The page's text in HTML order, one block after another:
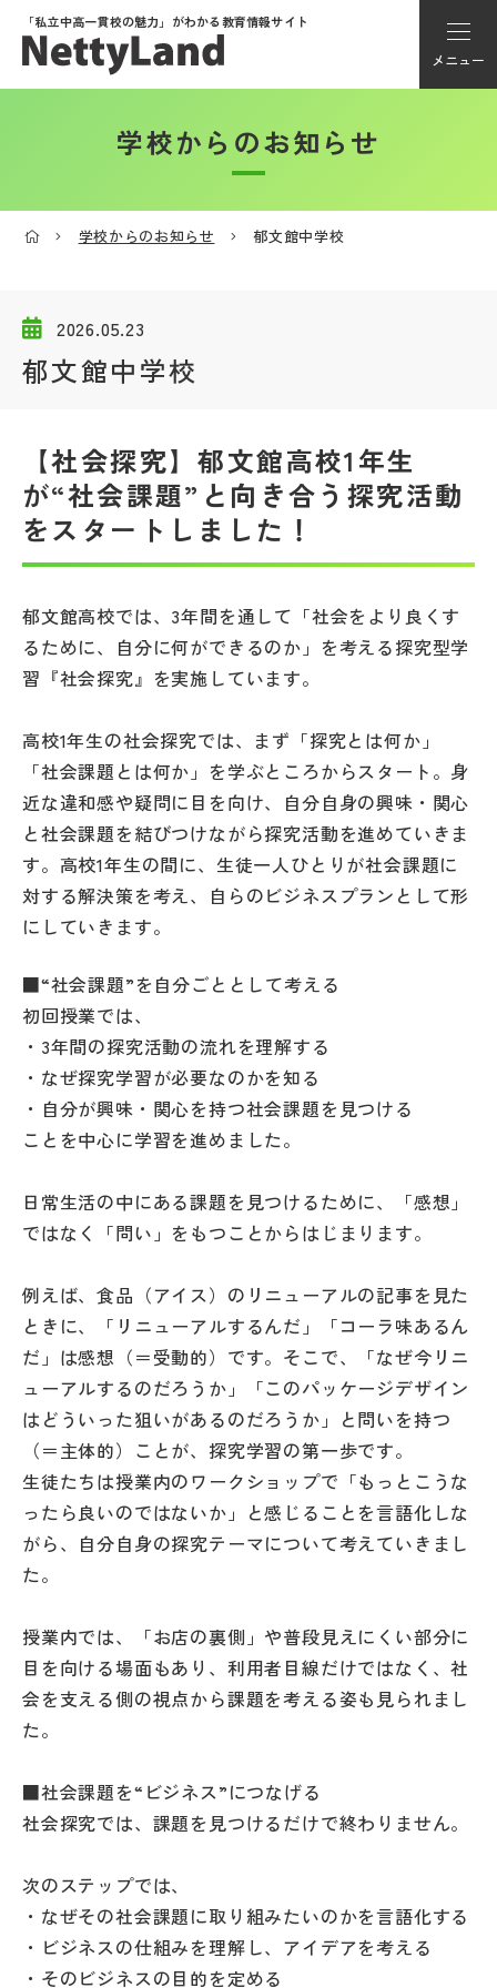
「私立中高一貫校の魅力」がわかる教育情報サイト
メニュー
アカウント登録
学校選び
私学探検隊
帰国生受験情報
説明会・イベント情報
よみもの
学校からのお知らせ
学校HP最新情報
特集
その他
お問い合わせ
個人情報保護方針
サイトマップ
運営会社
学校からのお知らせ
学校からのお知らせ 郁文館中学校
2026.05.23
郁文館中学校
【社会探究】郁文館高校1年生
が“社会課題”と向き合う探究活動
をスタートしました！
郁文館高校では、3年間を通して「社会をより良くす
るために、自分に何ができるのか」を考える探究型学
習『社会探究』を実施しています。
高校1年生の社会探究では、まず「探究とは何か」
「社会課題とは何か」を学ぶところからスタート。身
近な違和感や疑問に目を向け、自分自身の興味・関心
と社会課題を結びつけながら探究活動を進めていきま
す。高校1年生の間に、生徒一人ひとりが社会課題に
対する解決策を考え、自らのビジネスプランとして形
にしていきます。
■“社会課題”を自分ごととして考える
初回授業では、
・3年間の探究活動の流れを理解する
・なぜ探究学習が必要なのかを知る
・自分が興味・関心を持つ社会課題を見つける
ことを中心に学習を進めました。
日常生活の中にある課題を見つけるために、「感想」
ではなく「問い」をもつことからはじまります。
例えば、食品（アイス）のリニューアルの記事を見た
ときに、「リニューアルするんだ」「コーラ味あるん
だ」は感想（＝受動的）です。そこで、「なぜ今リニ
ューアルするのだろうか」「このパッケージデザイン
はどういった狙いがあるのだろうか」と問いを持つ
（＝主体的）ことが、探究学習の第一歩です。
生徒たちは授業内のワークショップで「もっとこうな
ったら良いのではないか」と感じることを言語化しな
がら、自分自身の探究テーマについて考えていきまし
た。
授業内では、「お店の裏側」や普段見えにくい部分に
目を向ける場面もあり、利用者目線だけではなく、社
会を支える側の視点から課題を考える姿も見られまし
た。
■社会課題を“ビジネス”につなげる
社会探究では、課題を見つけるだけで終わりません。
次のステップでは、
・なぜその社会課題に取り組みたいのかを言語化する
・ビジネスの仕組みを理解し、アイデアを考える
・そのビジネスの目的を定める